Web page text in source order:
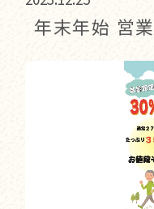
年末年始 営